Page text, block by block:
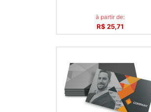
à partir de:
R$ 25,71